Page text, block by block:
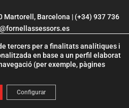
Martorell, Barcelona | (+34) 937 736
|Política de Privacitat|Política de
web ETL Digital Services
tercers per a finalitats analítiques i
en base a un perfil elaborat
(per exemple, pàgines
Configurar